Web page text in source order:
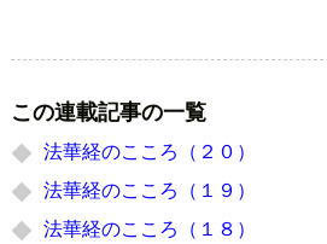
この連載記事の一覧
法華経のこころ（２０）
法華経のこころ（１９）
法華経のこころ（１８）